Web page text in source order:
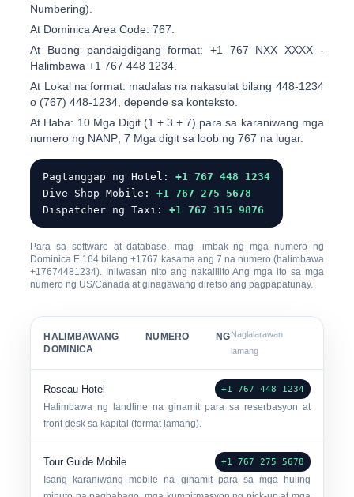
Numbering).
At Dominica Area Code: 767
At Buong pandaigdigang format: +1 767 NXX XXXX-
Halimbawa+1 767 448 1234
At Lokal na format: madalas na nakasulat bilang 448-1234
o (767) 448-1234 , depende sa konteksto.
At Haba: 10 Mga Digit (1 + 3 + 7) para sa karaniwang mga
numero ng NANP; 7 Mga digit sa loob ng 767 na lugar.
Pagtanggap ng Hotel:+1 767 448 1234
Dive Shop Mobile:+1 767 275 5678
Dispatcher ng Taxi:+1 767 315 ​​9876
Para sa software at database, mag -imbak ng mga numero ng
Dominica E.164 bilang+1767 kasama ang 7 na numero (halimbawa
+17674481234). Iniiwasan nito ang nakalilito Ang mga ito sa mga
numero ng US/Canada at ginagawang diretso ang pagpapatunay.
HALIMBAWANG NUMERO NG
DOMINICA
Naglalarawan
lamang
Roseau Hotel +1 767 448 1234
Halimbawa ng landline na ginamit para sa reserbasyon at
front desk sa kapital (format lamang).
Tour Guide Mobile +1 767 275 5678
Isang karaniwang mobile na ginamit para sa mga huling